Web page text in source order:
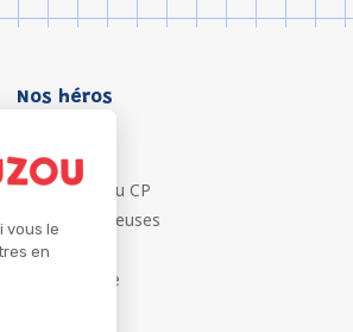
vous le
en
Nos héros
P'tit Loup
Les Héros du CP
Les Influenceuses
Migali
Petite Taupe